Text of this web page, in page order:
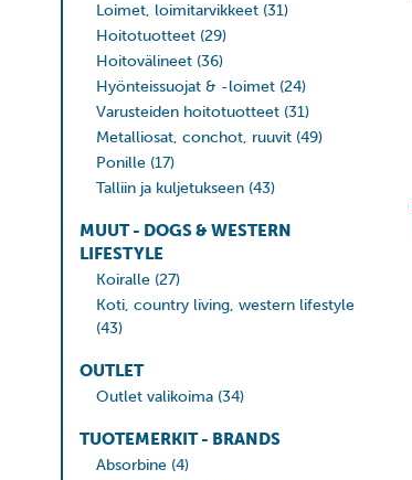
Loimet, loimitarvikkeet (31)
Hoitotuotteet (29)
Hoitovälineet (36)
Hyönteissuojat & -loimet (24)
Varusteiden hoitotuotteet (31)
Metalliosat, conchot, ruuvit (49)
Ponille (17)
Talliin ja kuljetukseen (43)
MUUT - DOGS & WESTERN
LIFESTYLE
Koiralle (27)
Koti, country living, western lifestyle
(43)
OUTLET
Outlet valikoima (34)
TUOTEMERKIT - BRANDS
Absorbine (4)